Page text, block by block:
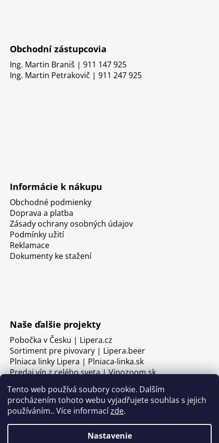
Tento web používá soubory cookie. Dalším
procházením tohoto webu vyjadřujete souhlas s jejich
používáním.. Více informacízde.
Nastavenie
Obchodní zástupcovia
Ing. Martin Braniš | 911 147 925
Ing. Martin Petrakovič | 911 247 925
Informácie k nákupu
Obchodné podmienky
Doprava a platba
Zásady ochrany osobných údajov
Podmínky užití
Reklamace
Dokumenty ke stažení
Naše ďalšie projekty
Pobočka v Česku | Lipera.cz
Sortiment pre pivovary | Lipera.beer
Plniaca linky Lipera | Plniaca-linka.sk
Predaj vín z celého sveta | Vinozoom.sk